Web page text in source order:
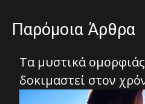
Παρόμοια Άρθρα
Τα μυστικά
δοκιμαστεί στον